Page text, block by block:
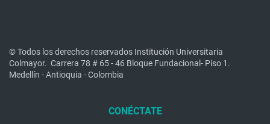
© Todos los derechos reservados Institución Universitaria
Colmayor. Carrera 78 # 65 - 46 Bloque Fundacional- Piso 1.
Medellín - Antioquia - Colombia